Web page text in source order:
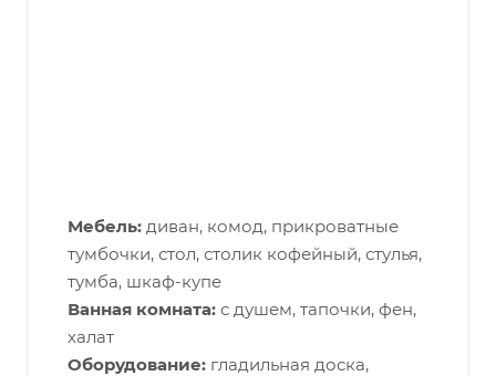
Мебель: диван, комод, прикроватные
тумбочки, стол, столик кофейный, стулья,
тумба, шкаф-купе
Ванная комната: с душем, тапочки, фен,
халат
Оборудование: гладильная доска,